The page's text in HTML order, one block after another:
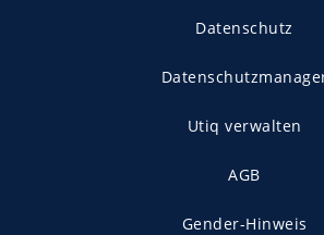
Datenschutz
Utiq verwalten
AGB
Gender-Hinweis